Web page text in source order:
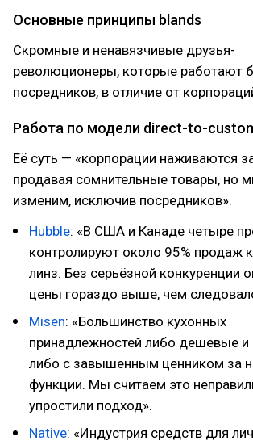
Основные принципы blands
Скромные и ненавязчивые друзья-
революционеры, которые работают
посредников, в отличие от
Работа по модели direct-to-
Её суть — «корпорации наживаются
продавая сомнительные товары, но
изменим, исключив посредников».
Hubble: «В США и Канаде четыре
контролируют около 95% продаж
линз. Без серьёзной конкуренции
цены гораздо выше, чем
Misen: «Большинство кухонных
принадлежностей либо дешевые и
либо с завышенным ценником за
функции. Мы считаем это
упростили подход».
Native: «Индустрия средств для